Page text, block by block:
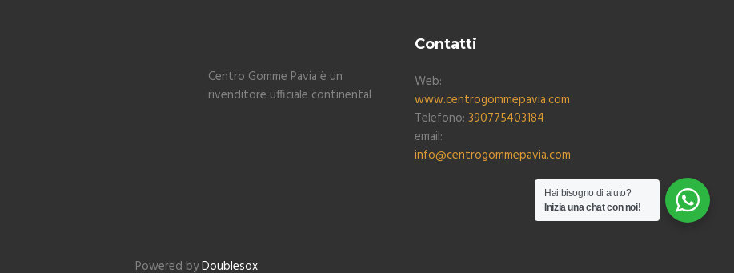
Centro Gomme Pavia è un
rivenditore ufficiale continental
Contatti
Web:
www.centrogommepavia.com
Telefono: 390775403184
email:
info@centrogommepavia.com
Powered byDoublesox
Hai bisogno di aiuto?
Inizia una chat con noi!